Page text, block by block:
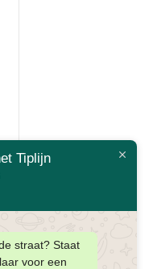
Tiplijn
straat? Staat
voor een